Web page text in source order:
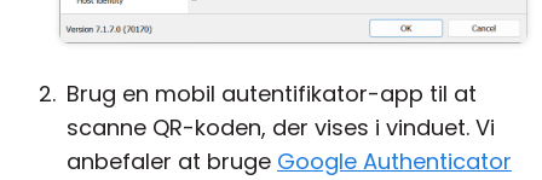
Brug en mobil autentifikator-app til at
scanne QR-koden, der vises i vinduet. Vi
anbefaler at bruge Google Authenticator